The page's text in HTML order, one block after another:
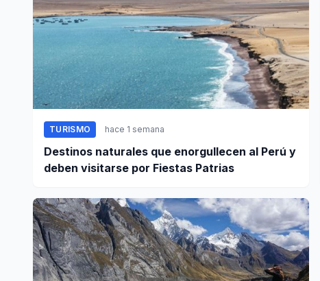
TURISMO hace 1 semana
Destinos naturales que enorgullecen al Perú y
deben visitarse por Fiestas Patrias